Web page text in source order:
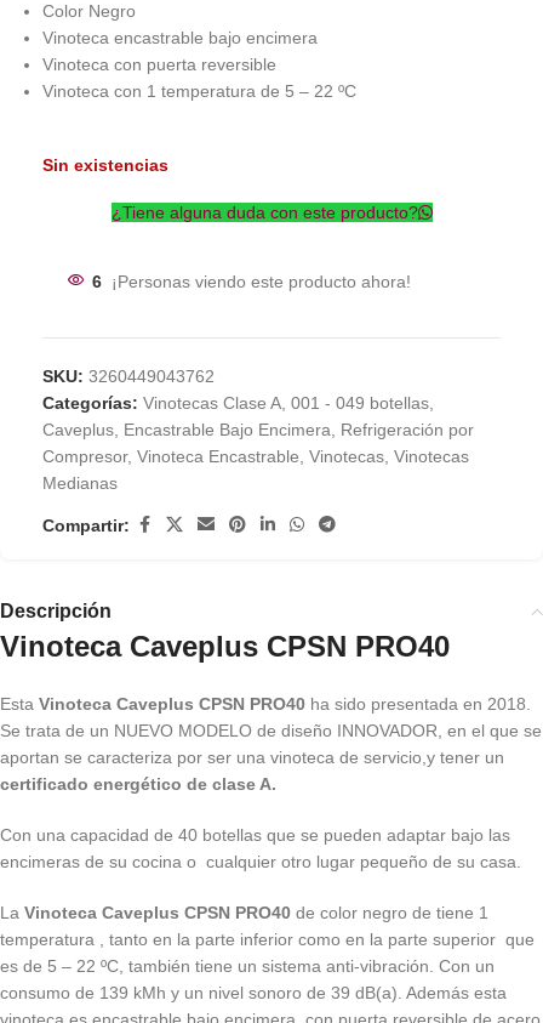
Color Negro
Vinoteca encastrable bajo encimera
Vinoteca con puerta reversible
Vinoteca con 1 temperatura de 5 – 22 ºC
Sin existencias
¿Tiene alguna duda con este producto?
6 ¡Personas viendo este producto ahora!
SKU: 3260449043762
Categorías: Vinotecas Clase A 001 - 049 botellas
Caveplus Encastrable Bajo Encimera
Refrigeración por
Compresor, Vinoteca Encastrable Vinotecas Vinotecas
Medianas
Compartir:
Descripción
Vinoteca Caveplus CPSN PRO40
Esta Vinoteca Caveplus CPSN PRO40 ha sido presentada en 2018.
Se trata de un NUEVO MODELO de diseño INNOVADOR, en el que se
aportan se caracteriza por ser una vinoteca de servicio,y tener un
certificado energético de clase A.
Con una capacidad de 40 botellas que se pueden adaptar bajo las
encimeras de su cocina o cualquier otro lugar pequeño de su casa.
La Vinoteca Caveplus CPSN PRO40 de color negro de tiene 1
temperatura , tanto en la parte inferior como en la parte superior que
es de 5 – 22 ºC, también tiene un sistema anti-vibración. Con un
consumo de 139 kMh y un nivel sonoro de 39 dB(a). Además esta